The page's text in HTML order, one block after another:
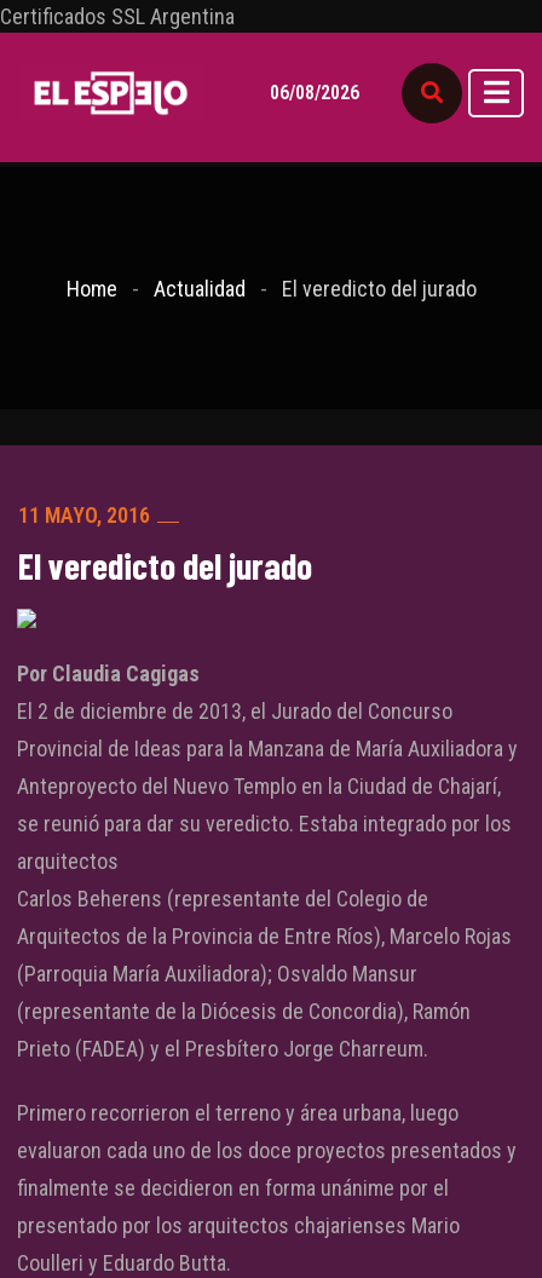
Certificados SSL Argentina
06/08/2026
Home Actualidad El veredicto del jurado
11 MAYO, 2016
El veredicto del jurado
Por Claudia Cagigas
El 2 de diciembre de 2013, el Jurado del Concurso
Provincial de Ideas para la Manzana de María Auxiliadora y
Anteproyecto del Nuevo Templo en la Ciudad de Chajarí,
se reunió para dar su veredicto. Estaba integrado por los
arquitectos
Carlos Beherens (representante del Colegio de
Arquitectos de la Provincia de Entre Ríos), Marcelo Rojas
(Parroquia María Auxiliadora); Osvaldo Mansur
(representante de la Diócesis de Concordia), Ramón
Prieto (FADEA) y el Presbítero Jorge Charreum.
Primero recorrieron el terreno y área urbana, luego
evaluaron cada uno de los doce proyectos presentados y
finalmente se decidieron en forma unánime por el
presentado por los arquitectos chajarienses Mario
Coulleri y Eduardo Butta.